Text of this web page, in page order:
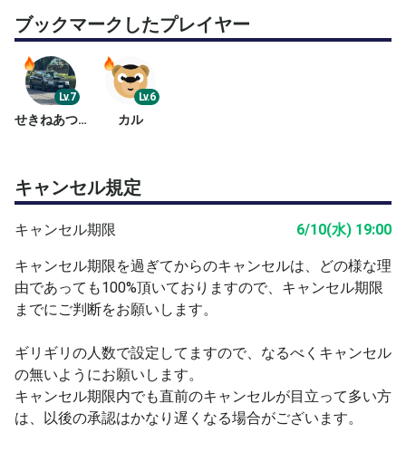
ブックマークしたプレイヤー
Lv.7
せきねあつや
Lv.6
カル
キャンセル規定
キャンセル期限 6/10(水) 19:00
キャンセル期限を過ぎてからのキャンセルは、どの様な理
由であっても100%頂いておりますので、キャンセル期限
までにご判断をお願いします。
ギリギリの人数で設定してますので、なるべくキャンセル
の無いようにお願いします。
キャンセル期限内でも直前のキャンセルが目立って多い方
は、以後の承認はかなり遅くなる場合がございます。